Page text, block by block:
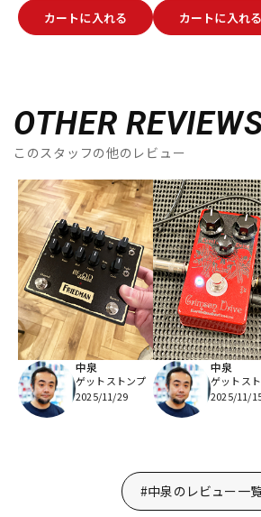
カートに入れる カートに入れる
OTHER
このスタッフの他のレビュー
中泉
ゲットストンプ
2025/11/29
中泉
ゲットス
2025/11/
#中泉のレビュー一